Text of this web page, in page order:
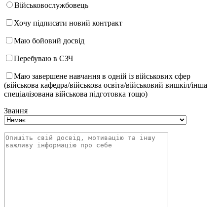
Військовослужбовець
Хочу підписати новий контракт
Маю бойовий досвід
Перебуваю в СЗЧ
Маю завершене навчання в одній із військових сфер
(військова кафедра/військова освіта/військовий вишкіл/інша
спеціалізована військова підготовка тощо)
Звання